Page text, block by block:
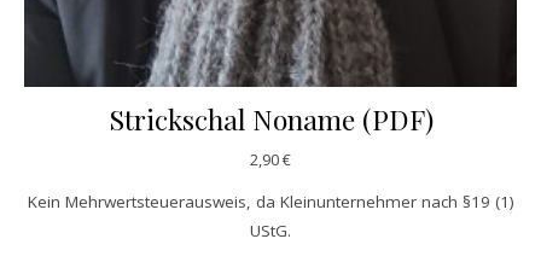
Strickschal Noname (PDF)
2,90€
Kein Mehrwertsteuerausweis, da Kleinunternehmer nach §19 (1)
UStG.